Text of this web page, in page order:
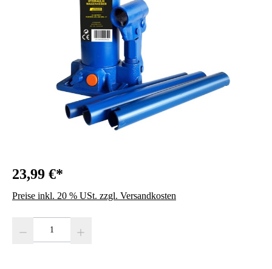
23,99 €*
Preise inkl. 20 % USt. zzgl. Versandkosten